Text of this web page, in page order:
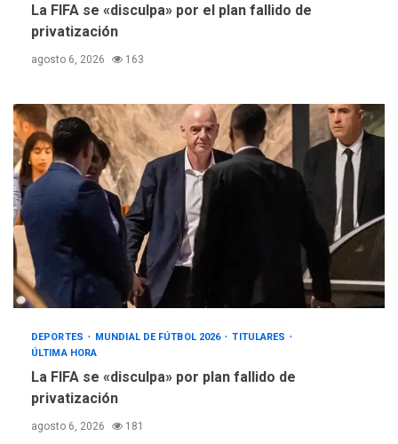
La FIFA se «disculpa» por el plan fallido de
privatización
agosto 6, 2026 163
DEPORTES MUNDIAL DE FÚTBOL 2026
TITULARES
ÚLTIMA HORA
La FIFA se «disculpa» por plan fallido de
privatización
agosto 6, 2026 181